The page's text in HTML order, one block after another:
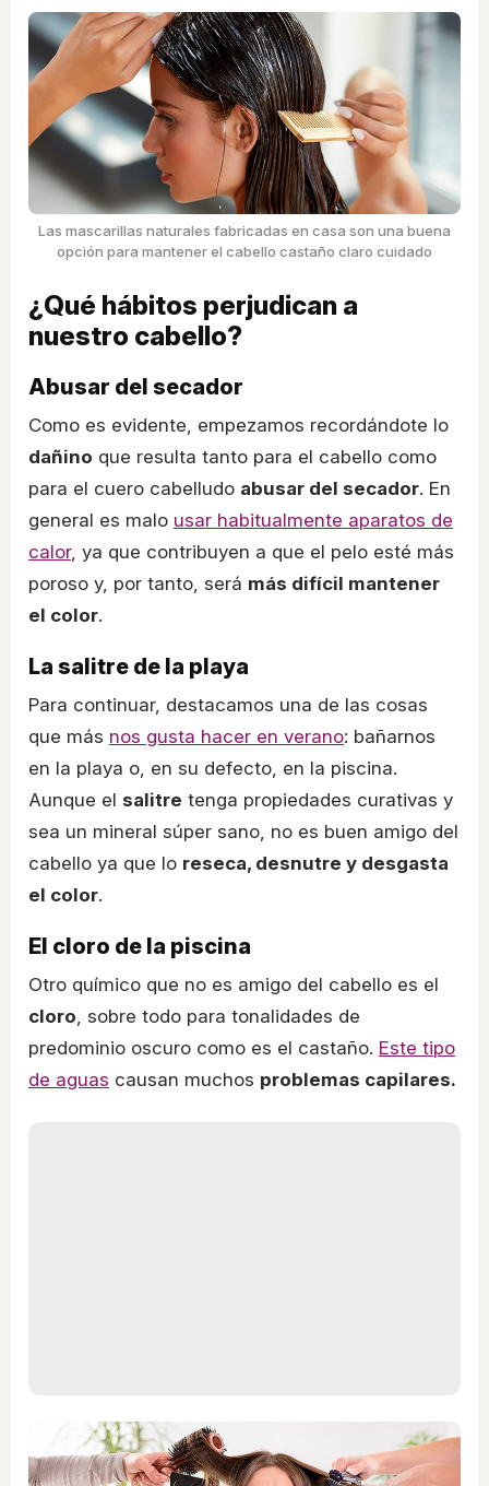
Las mascarillas naturales fabricadas en casa son una buena
opción para mantener el cabello castaño claro cuidado
¿Qué hábitos perjudican a
nuestro cabello?
Abusar del secador
Como es evidente, empezamos recordándote lo
dañino que resulta tanto para el cabello como
para el cuero cabelludo abusar del secador. En
general es malo usar habitualmente aparatos de
calor, ya que contribuyen a que el pelo esté más
poroso y, por tanto, será más difícil mantener
el color.
La salitre de la playa
Para continuar, destacamos una de las cosas
que más nos gusta hacer en verano: bañarnos
en la playa o, en su defecto, en la piscina.
Aunque el salitre tenga propiedades curativas y
sea un mineral súper sano, no es buen amigo del
cabello ya que lo reseca, desnutre y desgasta
el color.
El cloro de la piscina
Otro químico que no es amigo del cabello es el
cloro , sobre todo para tonalidades de
predominio oscuro como es el castaño. Este tipo
de aguas causan muchos problemas capilares.